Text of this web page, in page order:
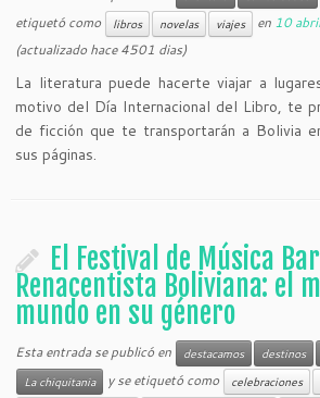
etiquetó como
libros novelas viajes en 10
(actualizado hace 4501 dias)
La literatura puede hacerte viajar a
motivo del Día Internacional del Libro, te
de ficción que te transportarán a Bolivia
sus páginas.
El Festival de Música
Renacentista Boliviana: el
mundo en su género
Esta entrada se publicó en destacamos destinos
La chiquitania
y se etiquetó como celebraciones